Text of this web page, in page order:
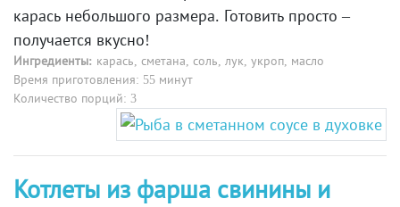
карась небольшого размера. Готовить просто –
получается вкусно!
Ингредиенты: карась, сметана, соль, лук, укроп, масло
Время приготовления: 55 минут
Количество порций: 3
Котлеты из фарша свинины и